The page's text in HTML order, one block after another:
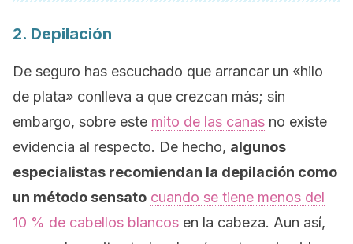
2. Depilación
De seguro has escuchado que arrancar un «hilo
de plata» conlleva a que crezcan más; sin
embargo, sobre este mito de las canas no existe
evidencia al respecto. De hecho, algunos
especialistas recomiendan la depilación como
un método sensato cuando se tiene menos del
10 % de cabellos blancos en la cabeza. Aun así,